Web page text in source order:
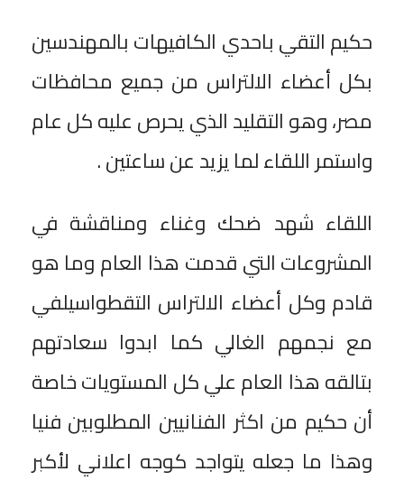
حكيم التقي باحدي الكافيهات بالمهندسين
بكل أعضاء الالتراس من جميع محافظات
مصر، وهو التقليد الذي يحرص عليه كل عام
واستمر اللقاء لما يزيد عن ساعتين .
اللقاء شهد ضحك وغناء ومناقشة في
المشروعات التي قدمت هذا العام وما هو
قادم وكل أعضاء الالتراس التقطواسيلفي
مع نجمهم الغالي كما ابدوا سعادتهم
بتالقه هذا العام علي كل المستويات خاصة
أن حكيم من اكثر الفنانيين المطلوبين فنيا
وهذا ما جعله يتواجد كوجه اعلاني لأكبر